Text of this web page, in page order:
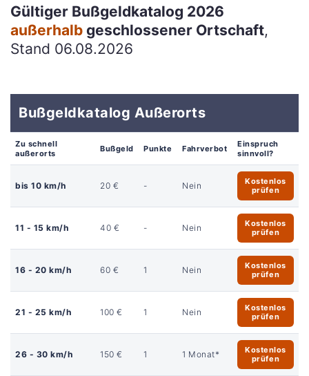
Gültiger Bußgeldkatalog 2026
außerhalb geschlossener Ortschaft,
Stand 06.08.2026
Bußgeldkatalog Außerorts
Zu schnell
außerorts
Bußgeld Punkte Fahrverbot
Einspruch
sinnvoll?
bis 10 km/h 20 € - Nein
Kostenlos
prüfen
11 - 15 km/h 40 € - Nein
Kostenlos
prüfen
16 - 20 km/h 60 € 1 Nein
Kostenlos
prüfen
21 - 25 km/h 100 € 1 Nein
Kostenlos
prüfen
26 - 30 km/h 150 € 1 1 Monat*
Kostenlos
prüfen